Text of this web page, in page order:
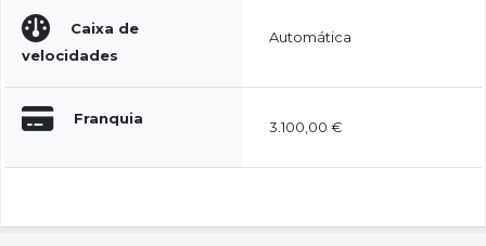
Caixa de
velocidades
Automática
Franquia 3.100,00 €